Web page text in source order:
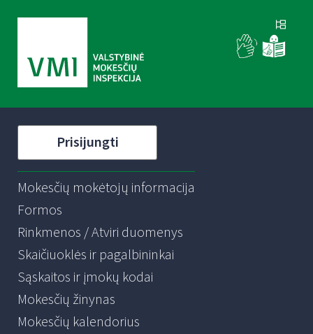
Prisijungti
Mokesčių mokėtojų informacija
Formos
Rinkmenos / Atviri duomenys
Skaičiuoklės ir pagalbininkai
Sąskaitos ir įmokų kodai
Mokesčių žinynas
Mokesčių kalendorius